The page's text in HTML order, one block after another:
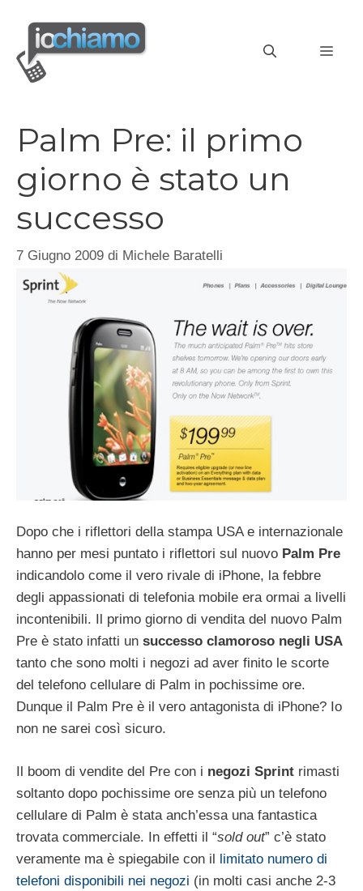
contenuto
Palm Pre: il primo
giorno è stato un
successo
7 Giugno 2009 di Michele Baratelli
Dopo che i riflettori della stampa USA e internazionale
hanno per mesi puntato i riflettori sul nuovo Palm Pre
indicandolo come il vero rivale di iPhone, la febbre
degli appassionati di telefonia mobile era ormai a livelli
incontenibili. Il primo giorno di vendita del nuovo Palm
Pre è stato infatti un successo clamoroso negli USA
tanto che sono molti i negozi ad aver finito le scorte
del telefono cellulare di Palm in pochissime ore.
Dunque il Palm Pre è il vero antagonista di iPhone? Io
non ne sarei così sicuro.
Il boom di vendite del Pre con i negozi Sprint rimasti
soltanto dopo pochissime ore senza più un telefono
cellulare di Palm è stata anch’essa una fantastica
trovata commerciale. In effetti il “sold out” c’è stato
veramente ma è spiegabile con il limitato numero di
telefoni disponibili nei negozi (in molti casi anche 2-3